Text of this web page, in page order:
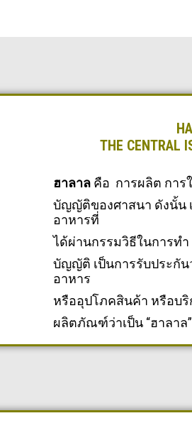
THE CENTRAL
ฮาลาล คือ การผลิต การ
บัญญัติของศาสนา ดังนั้น เ
อาหารที่
ได้ผ่านกรรมวิธีในการท
บัญญัติ เป็นการรับประกั
อาหาร
หรืออุปโภคสินค้า หรือบริ
ผลิตภัณฑ์ว่าเป็น “ฮาลาล